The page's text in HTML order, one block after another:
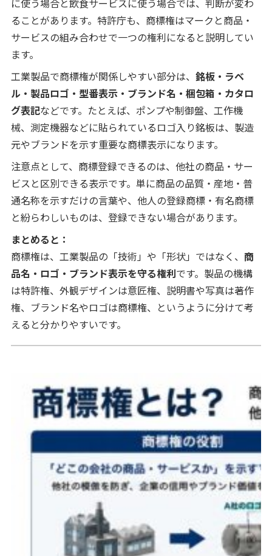
ることがあります。特許庁も、商標権はマークと商品・
サービスの組み合わせで一つの権利になると説明してい
ます。
工業製品で商標権が関係しやすい部分は、 銘板・ラベ
ル・製品ロゴ・型番表示・ブランド名・梱包箱・カタロ
グ表記などです。たとえば、ポンプや制御盤、工作機
械、測定機器などに貼られているロゴ入り銘板は、製造
元やブランドを示す重要な商標表示になります。
注意点として、商標登録できるのは、他社の商品・サー
ビスと区別できる表示です。単に商品の品質・産地・普
通名称を示すだけの言葉や、他人の登録商標・有名商標
と紛らわしいものは、登録できない場合があります。
まとめると：
商標権は、工業製品の「技術」や「形状」ではなく、 商
品名・ロゴ・ブランド表示を守る権利です。製品の機構
は特許権、外観デザインは意匠権、説明書や写真は著作
権、ブランド名やロゴは商標権、というように分けて考
えると分かりやすいです。